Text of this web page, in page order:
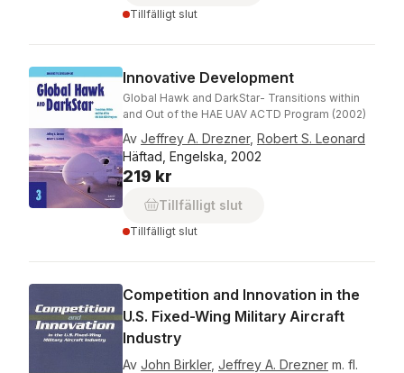
Tillfälligt slut
Innovative Development
Global Hawk and DarkStar- Transitions within
and Out of the HAE UAV ACTD Program (2002)
Av Jeffrey A. Drezner, Robert S. Leonard
Häftad, Engelska, 2002
219 kr
Tillfälligt slut
Tillfälligt slut
Competition and Innovation in the
U.S. Fixed-Wing Military Aircraft
Industry
Av John Birkler, Jeffrey A. Drezner m. fl.